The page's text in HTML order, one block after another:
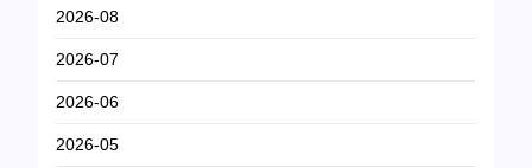
2026-08
2026-07
2026-06
2026-05